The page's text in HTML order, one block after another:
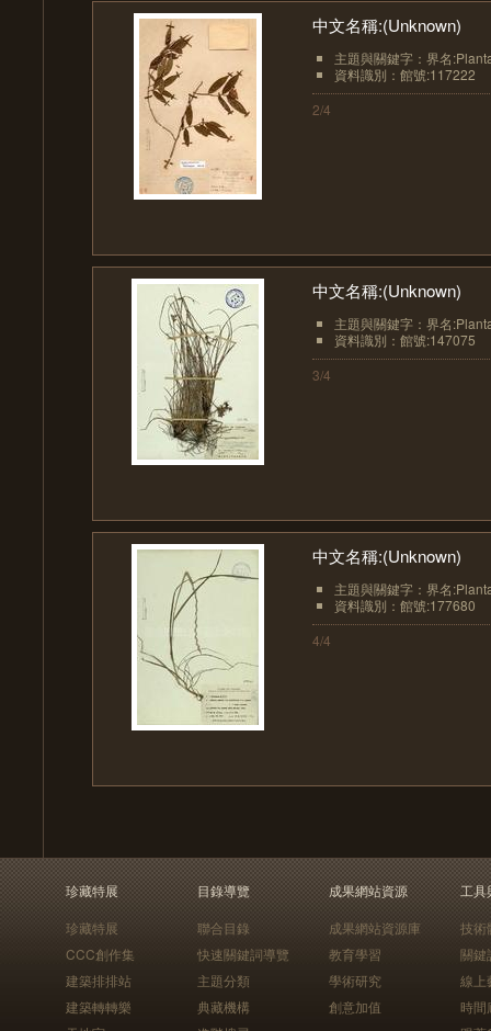
中文名稱:(Unknown)
主題與關鍵字：界名
資料識別：館號:117222
2/4
中文名稱:(Unknown)
主題與關鍵字：界名
資料識別：館號:147075
3/4
中文名稱:(Unknown)
主題與關鍵字：界名
資料識別：館號:177680
4/4
珍藏特展
珍藏特展
CCC創作集
建築排排站
建築轉轉樂
目錄導覽
聯合目錄
快速關鍵詞導覽
主題分類
典藏機構
成果網站資源
成果網站資源庫
教育學習
學術研究
創意加值
工具
技術
關鍵
線上
時間